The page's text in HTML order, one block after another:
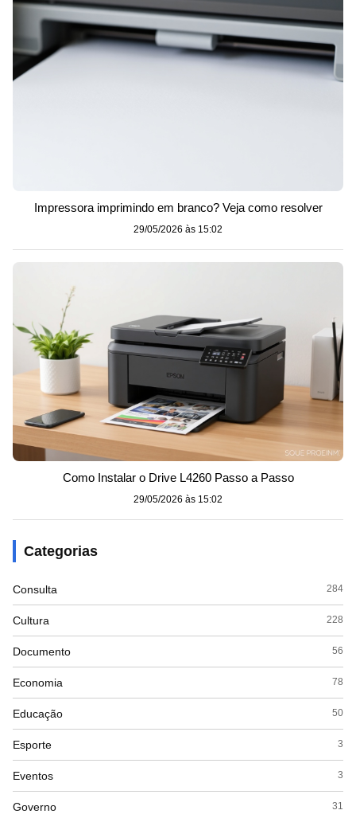
Impressora imprimindo em branco? Veja como resolver
29/05/2026 às 15:02
Como Instalar o Drive L4260 Passo a Passo
29/05/2026 às 15:02
Categorias
Consulta 284
Cultura 228
Documento 56
Economia 78
Educação 50
Esporte 3
Eventos 3
Governo 31